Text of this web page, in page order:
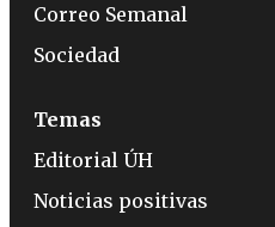
Correo Semanal
Sociedad
Temas
Editorial ÚH
Noticias positivas